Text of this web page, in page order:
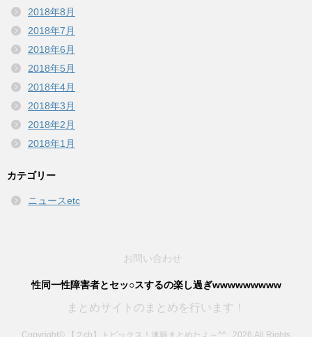
2018年8月
2018年7月
2018年6月
2018年5月
2018年4月
2018年3月
2018年2月
2018年1月
カテゴリー
ニュースetc
お問い合わせ
性同一性障害者とセッ○スするの楽し過ぎwwwwwwwww
まとめサイトのまとめを行います！